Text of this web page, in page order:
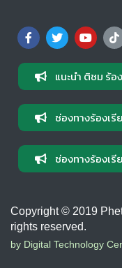
แนะนำ ติชม ร้อ
ช่องทางร้องเ
ช่องทางร้องเ
Copyright © 2019
rights reserved.
by Digital Technology